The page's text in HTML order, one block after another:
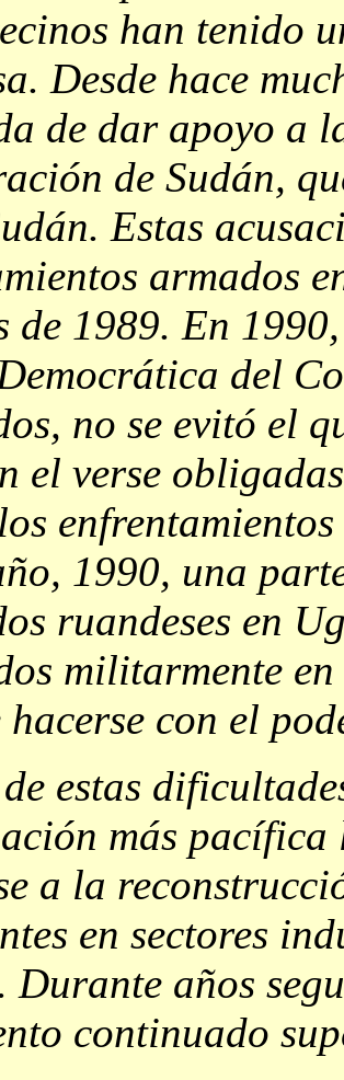
han tenido
Desde hace
de dar apoyo a
de Sudán,
Estas
armados
de 1989. En
del
no se evitó el
el verse
1990, una
ruandeses en
militarmente
con el
estas
más
a la
en sectores
Durante años
continuado